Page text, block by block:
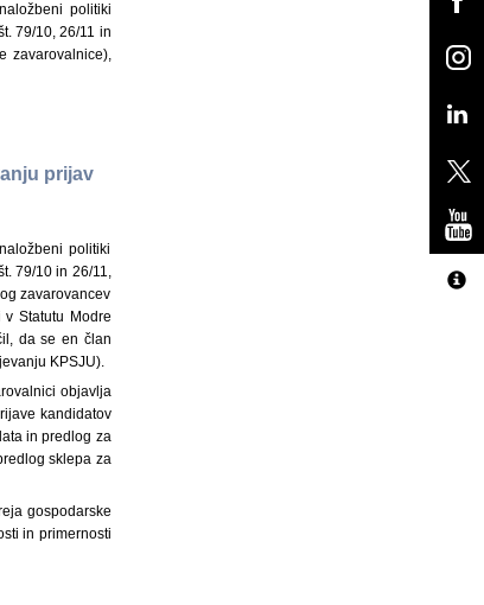
politiki
79/10, 26/11 in
zavarovalnice),
prijav
politiki
79/10 in 26/11,
zavarovancev
Statutu Modre
da se en član
KPSJU).
objavlja
kandidatov
in predlog za
sklepa za
gospodarske
in primernosti